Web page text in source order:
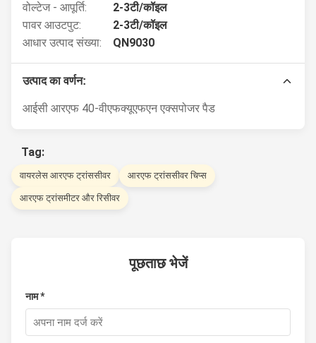
वोल्टेज - आपूर्ति:
2-3टी/कॉइल
पावर आउटपुट:
2-3टी/कॉइल
आधार उत्पाद संख्या:
QN9030
उत्पाद का वर्णन:
आईसी आरएफ 40-वीएफक्यूएफएन एक्सपोजर पैड
Tag:
वायरलेस आरएफ ट्रांससीवर आरएफ ट्रांससीवर चिप्स
आरएफ ट्रांसमीटर और रिसीवर
पूछताछ भेजें
नाम *